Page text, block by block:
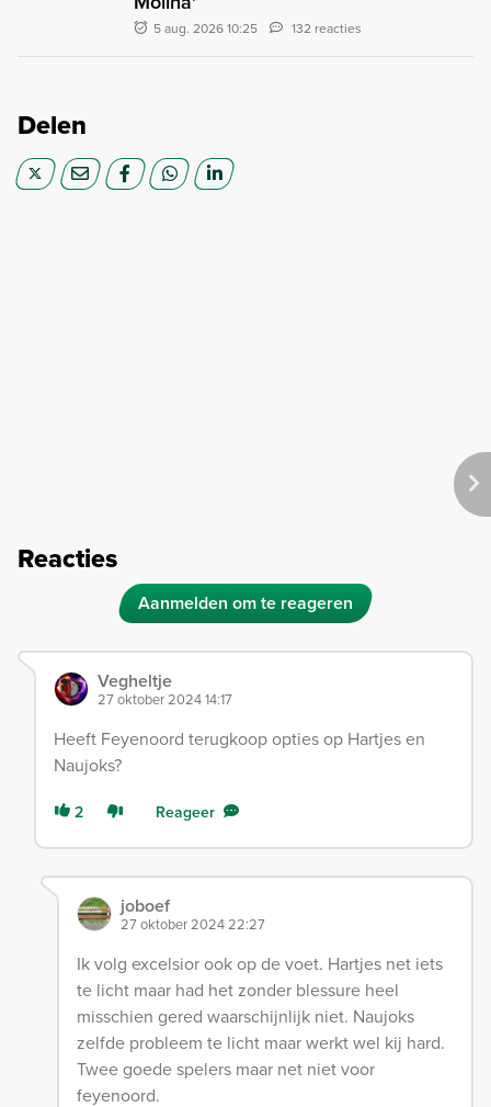
5 aug. 2026 10:25 132 reacties
Delen
Reacties
Aanmelden om te reageren
Vegheltje
27 oktober 2024 14:17
Heeft Feyenoord terugkoop opties op Hartjes en
Naujoks?
2 Reageer
joboef
27 oktober 2024 22:27
Ik volg excelsior ook op de voet. Hartjes net iets
te licht maar had het zonder blessure heel
misschien gered waarschijnlijk niet. Naujoks
zelfde probleem te licht maar werkt wel kij hard.
Twee goede spelers maar net niet voor
feyenoord.